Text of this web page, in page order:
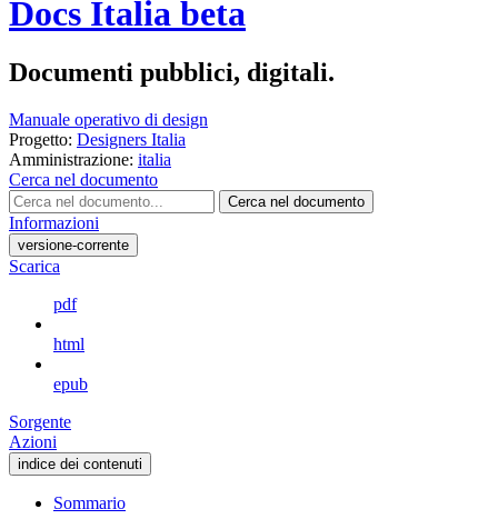
Docs Italia beta
Documenti pubblici, digitali.
Manuale operativo di design
Progetto: Designers Italia
Amministrazione: italia
Cerca nel documento
Cerca nel documento
Informazioni
versione-corrente
Scarica
pdf
html
epub
Sorgente
Azioni
indice dei contenuti
Sommario